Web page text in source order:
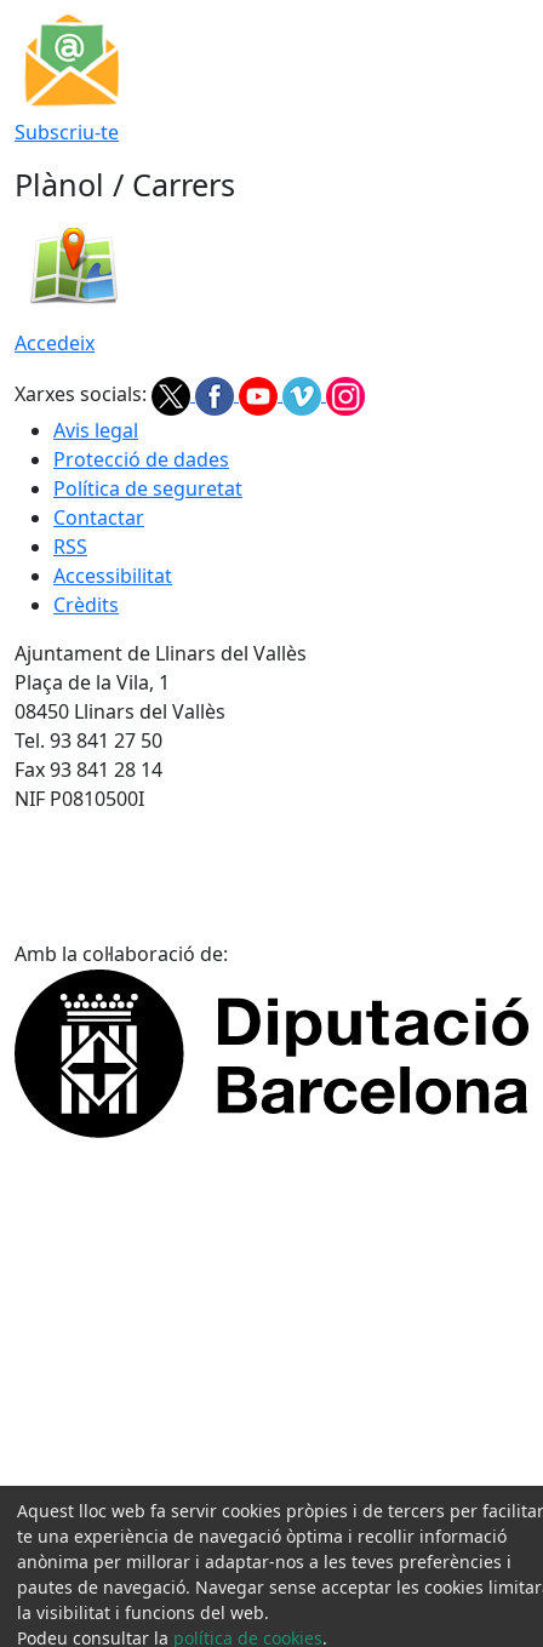
Subscriu-te
Plànol / Carrers
Accedeix
Xarxes socials:
Avis legal
Protecció de dades
Política de seguretat
Contactar
RSS
Accessibilitat
Crèdits
Ajuntament de Llinars del Vallès
Plaça de la Vila, 1
08450 Llinars del Vallès
Tel. 93 841 27 50
Fax 93 841 28 14
NIF P0810500I
Amb la col·laboració de:
Aquest lloc web fa servir cookies pròpies i de tercers per
te una experiència de navegació òptima i recollir informació
anònima per millorar i adaptar-nos a les teves preferències i
pautes de navegació. Navegar sense acceptar les cookies
la visibilitat i funcions del web.
Podeu consultar la política de cookies.